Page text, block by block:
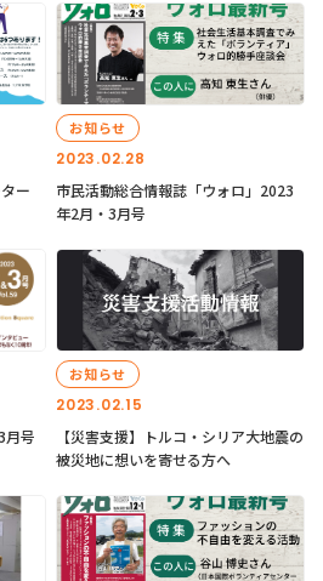
ー
2023.02.28
お知らせ
市民活動総合情報誌「ウォロ」2023
年2月・3月号
月号
2023.02.15
お知らせ
【災害支援】トルコ・シリア大地震の
被災地に想いを寄せる方へ